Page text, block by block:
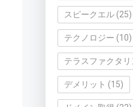
スピークエル(25)
テクノロジー (10)
テラスファクタリ
デメリット (15)